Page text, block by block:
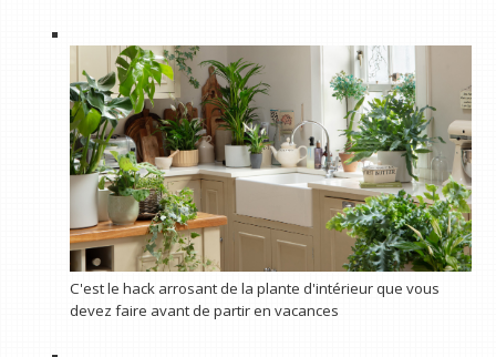
C'est le hack arrosant de la plante d'intérieur que vous
devez faire avant de partir en vacances